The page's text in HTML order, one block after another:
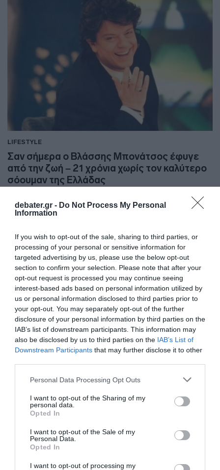
debater.gr - Do Not Process My Personal
Information
If you wish to opt-out of the sale, sharing to third parties, or
processing of your personal or sensitive information for
targeted advertising by us, please use the below opt-out
section to confirm your selection. Please note that after your
opt-out request is processed you may continue seeing
interest-based ads based on personal information utilized by
us or personal information disclosed to third parties prior to
your opt-out. You may separately opt-out of the further
disclosure of your personal information by third parties on the
IAB’s list of downstream participants. This information may
also be disclosed by us to third parties on the IAB’s List of
Downstream Participants that may further disclose it to other
Please note that this website/app uses one or more Google
not limited to your visit or usage behaviour. You may click to
grant or deny consent to Google and its third-party tags to
use your data for below specified purposes in below Google
consent section.
Personal Data Processing Opt Outs
I want to opt-out of the Sharing of my
personal data.
Opted In
I want to opt-out of the Sale of my
Personal Data.
Opted In
I want to opt-out of processing my
LIFESTYLE
Σαν σήμερα ο Βλάσσης Μπονάτσος έφυγε
από την ζωή – 21 χρόνια χωρίς τον καλύτερο
σόουμαν της Ελλάδας
O σπουδαίος ηθοποιός πέθανε ξαφνικά, σε ηλικία
μόλις 55 ετών
LIFESTYLE
Αλίκη Βουγιουκλάκη: Πώς αντέδρασε ο
ηθοποιός έκανε σχέση με τον Κώστα
Σπυρόπουλο
"Ο Βλάσσης έμενε μαζί μου τον πρώτο καιρό..."